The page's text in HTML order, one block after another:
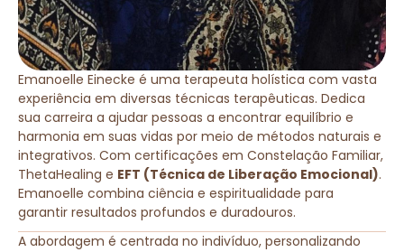
Emanoelle Einecke é uma terapeuta holística com vasta
experiência em diversas técnicas terapêuticas. Dedica
sua carreira a ajudar pessoas a encontrar equilíbrio e
harmonia em suas vidas por meio de métodos naturais e
integrativos. Com certificações em Constelação Familiar,
ThetaHealing e EFT (Técnica de Liberação Emocional).
Emanoelle combina ciência e espiritualidade para
garantir resultados profundos e duradouros.
A abordagem é centrada no indivíduo, personalizando